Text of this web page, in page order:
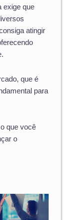
exige que
atingir
que é
para
que você
o